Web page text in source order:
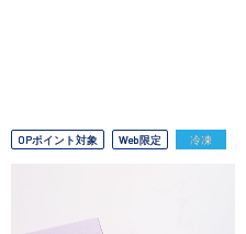
OPポイント対象 Web限定 冷凍